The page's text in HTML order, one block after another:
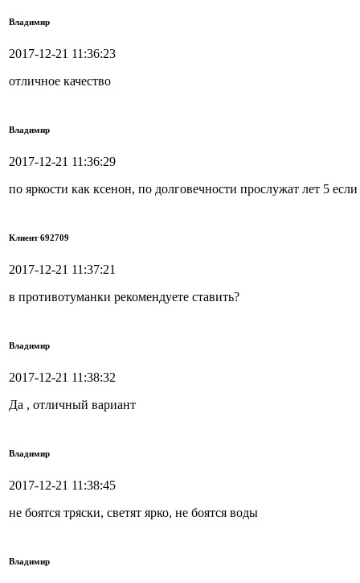
Владимир
2017-12-21 11:36:23
отличное качество
Владимир
2017-12-21 11:36:29
по яркости как ксенон, по долговечности прослужат лет 5
Клиент 692709
2017-12-21 11:37:21
в противотуманки рекомендуете ставить?
Владимир
2017-12-21 11:38:32
Да , отличный вариант
Владимир
2017-12-21 11:38:45
не боятся тряски, светят ярко, не боятся воды
Владимир